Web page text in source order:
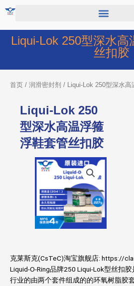
Liqui-Lok 250型深水
丝扣胶
首页 / 润滑密封剂 / Liqui-Lok 250型深水
Liqui-Lok 250
型深水高温浮箍
浮鞋套管丝扣胶
克莱斯克(CsTeC)淘宝旗舰店: https://
Liquid-O-Ring品牌250 Liqui-Lok型丝扣
行业的由两个套件组成的的环氧树脂胶